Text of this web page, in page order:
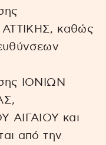
καθώς
ΙΟΝΙΩΝ
και
από την